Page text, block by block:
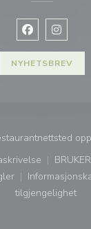
Facebook
NYHETSBREV
((åpner i et nytt
i et nytt vindu))
tilgjengelighet
((åpner i